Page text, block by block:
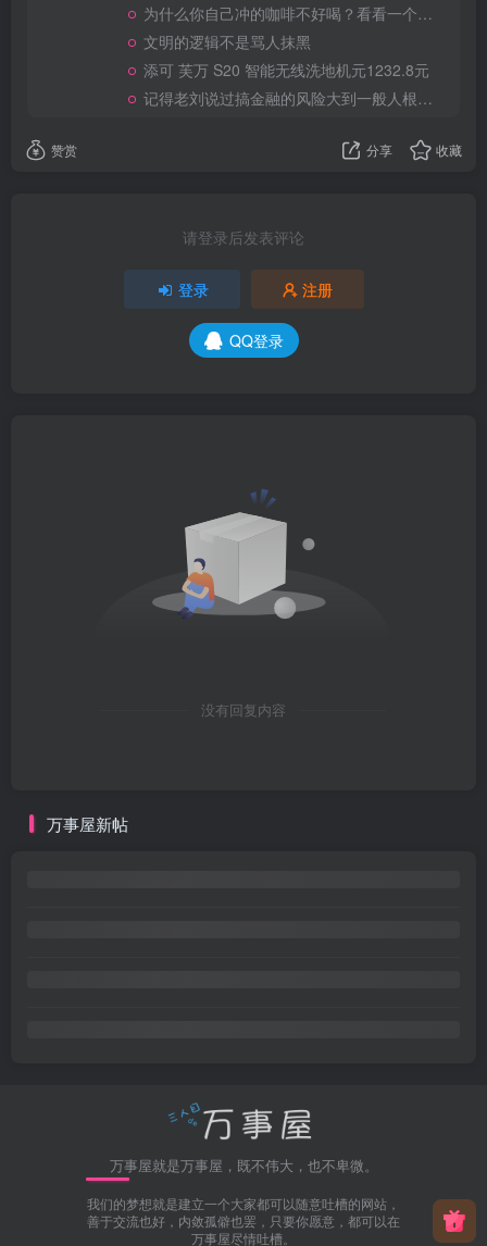
为什么你自己冲的咖啡不好喝？看看一个自媒体博主的分享
文明的逻辑不是骂人抹黑
添可 芙万 S20 智能无线洗地机元1232.8元
记得老刘说过搞金融的风险大到一般人根本承受不起
赞赏 分享 收藏
请登录后发表评论
登录 注册
QQ登录
没有回复内容
万事屋新帖
万事屋就是万事屋，既不伟大，也不卑微。
我们的梦想就是建立一个大家都可以随意吐槽的网站，
善于交流也好，内敛孤僻也罢，只要你愿意，都可以在
万事屋尽情吐槽。